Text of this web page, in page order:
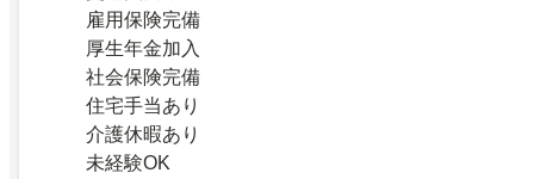
雇用保険完備
厚生年金加入
社会保険完備
住宅手当あり
介護休暇あり
未経験OK